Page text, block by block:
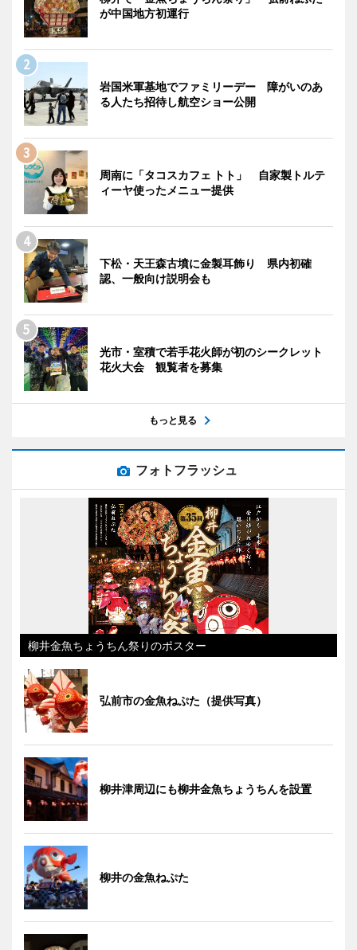
が中国地方初運行
岩国米軍基地でファミリーデー 障がいのあ
る人たち招待し航空ショー公開
周南に「タコスカフェ トト」 自家製トルテ
ィーヤ使ったメニュー提供
下松・天王森古墳に金製耳飾り 県内初確
認、一般向け説明会も
光市・室積で若手花火師が初のシークレット
花火大会 観覧者を募集
もっと見る
フォトフラッシュ
柳井金魚ちょうちん祭りのポスター
弘前市の金魚ねぷた（提供写真）
柳井津周辺にも柳井金魚ちょうちんを設置
柳井の金魚ねぷた